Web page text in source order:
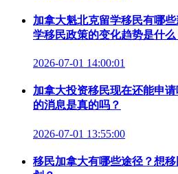
加拿大魁北克留学移民有哪
学移民政策的变化趋势是什么
2026-07-01 14:00:01
加拿大投资移民现在还能申
的消息是真的吗？
2026-07-01 13:55:00
移民加拿大有哪些途径？想